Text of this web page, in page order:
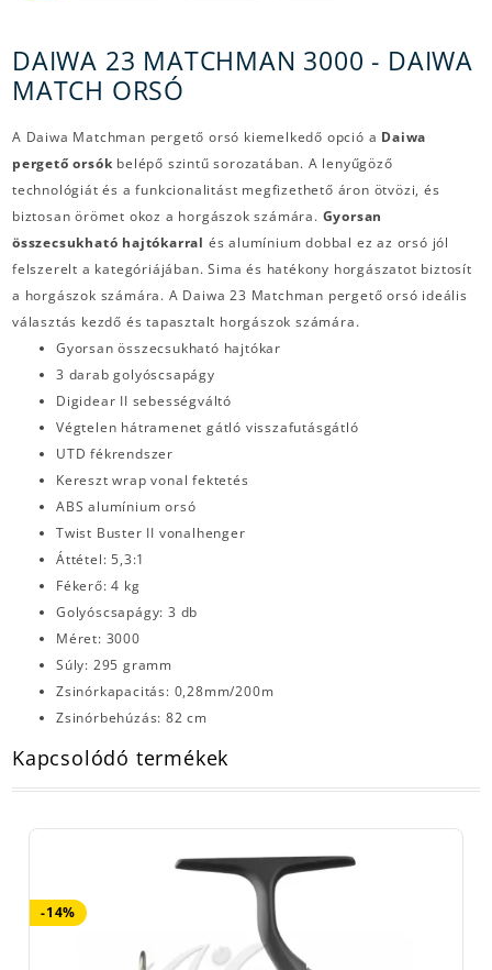
DAIWA 23 MATCHMAN 3000 - DAIWA
MATCH ORSÓ
A Daiwa Matchman pergető orsó kiemelkedő opció a Daiwa
pergető orsók belépő szintű sorozatában. A lenyűgöző
technológiát és a funkcionalitást megfizethető áron ötvözi, és
biztosan örömet okoz a horgászok számára. Gyorsan
összecsukható hajtókarral és alumínium dobbal ez az orsó jól
felszerelt a kategóriájában. Sima és hatékony horgászatot biztosít
a horgászok számára. A Daiwa 23 Matchman pergető orsó ideális
választás kezdő és tapasztalt horgászok számára.
Gyorsan összecsukható hajtókar
3 darab golyóscsapágy
Digidear II sebességváltó
Végtelen hátramenet gátló visszafutásgátló
UTD fékrendszer
Kereszt wrap vonal fektetés
ABS alumínium orsó
Twist Buster II vonalhenger
Áttétel: 5,3:1
Fékerő: 4 kg
Golyóscsapágy: 3 db
Méret: 3000
Súly: 295 gramm
Zsinórkapacitás: 0,28mm/200m
Zsinórbehúzás: 82 cm
Kapcsolódó termékek
-14%